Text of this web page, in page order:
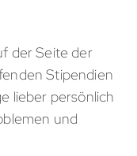
der Seite der
Stipendien
lieber persönlich
und